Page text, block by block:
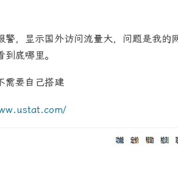
警，显示国外访问流量大，问题是我的
到底哪里。
需要自己搭建